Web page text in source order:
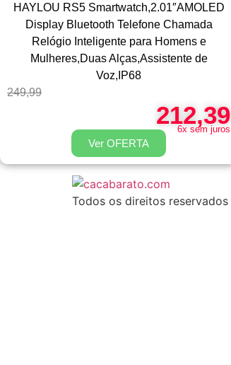
HAYLOU RS5 Smartwatch,2.01″AMOLED
Display Bluetooth Telefone Chamada
Relógio Inteligente para Homens e
Mulheres,Duas Alças,Assistente de
Voz,IP68
249,99
212,39
6x sem juros
Ver OFERTA
Todos os direitos reservados